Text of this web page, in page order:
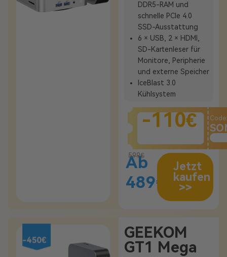
DDR5-RAM und
schnelle PCIe 4.0
SSD-Ausstattung
6 × USB, 2 × HDMI,
SD-Kartenleser für
Monitore, Peripherie
und externe Speicher
IceBlast 3.0
Kühlsystem
-110€ Code:
Ab
489€
599€
Jetzt
kaufen
>>
-450€
GEEKOM
GT1 Mega